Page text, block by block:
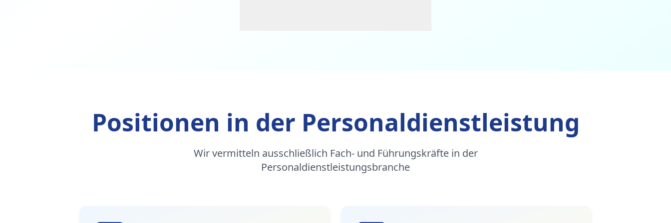
Positionen in der Personaldienstleistung
Wir vermitteln ausschließlich Fach- und Führungskräfte in der
Personaldienstleistungsbranche